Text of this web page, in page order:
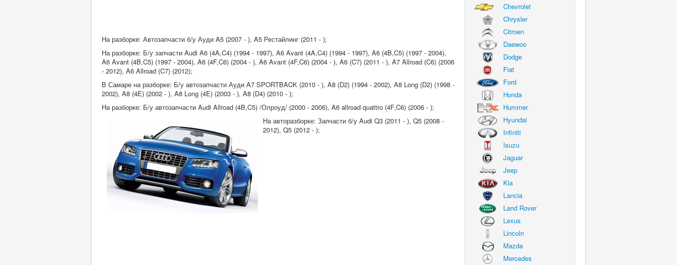
На разборке: Автозапчасти б/у Ауди A5 (2007 - ), A5 Рестайлинг (2011 - );
На разборке: Б/у запчасти Audi A6 (4A,C4) (1994 - 1997), A6 Avant (4A,C4) (1994 - 1997), A6 (4B,C5) (1997 - 2004),
A6 Avant (4B,C5) (1997 - 2004), A6 (4F,C6) (2004 - ), A6 Avant (4F,C6) (2004 - ), A6 (C7) (2011 - ), A7 Allroad (C6) (2006
- 2012), A6 Allroad (C7) (2012);
В Самаре на разборке: Б/у автозапчасти Ауди A7 SPORTBACK (2010 - ), A8 (D2) (1994 - 2002), A8 Long (D2) (1998 -
2002), A8 (4E) (2002 - ), A8 Long (4E) (2003 - ), A8 (D4) (2010 - );
На разборке: Б/у автозапчасти Audi Allroad (4B,C5) /Олроуд/ (2000 - 2006), A6 allroad quattro (4F,C6) (2006 - );
На авторазборке: Запчасти б/у Audi Q3 (2011 - ), Q5 (2008 -
2012), Q5 (2012 - );
Chevrolet
Chrysler
Citroen
Daewoo
Dodge
Fiat
Ford
Honda
Hummer
Hyundai
Infiniti
Isuzu
Jaguar
Jeep
Kia
Lancia
Land Rover
Lexus
Lincoln
Mazda
Mercedes